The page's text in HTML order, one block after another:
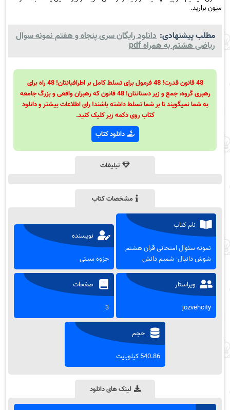
میون بزارید.
مطلب پیشنهادی: دانلود رایگان سری پنجاه و هفتم نمونه سوال
ریاضی هشتم به همراه pdf
48 قانون قدرت! 48 فرمول برای تسلط کامل بر اطرافیانتان! 48 راه برای
رهبری گروه، جمع و زیر دستانتان! 48 قانون که رهبران واقعی و بزرگ جامعه
به شما نمیگویند تا بر شما تسلط داشته باشند! رای اطلاعات بیشتر و دانلود
کتاب روی دکمه زیر کلیک کنید.
دانلود کتاب
تبلیغات
مشخصات کتاب
نام کتاب
نمونه سئوال امتحانی قران هشتم
شوش دانیال- شمیم دانش
نویسنده
جزوه سیتی
ویراستار
jozvehcity
صفحات
3
حجم
540.86 کیلوبایت
لینک های دانلود